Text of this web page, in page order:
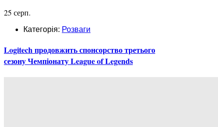
25 серп.
Категорія: Розваги
Logitech продовжить спонсорство третього
сезону Чемпіонату League of Legends